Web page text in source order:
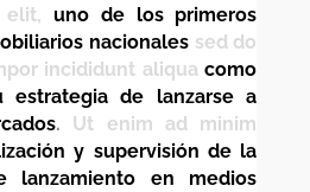
elit, uno de los primeros
nacionales sed do
incididunt aliqua como
estrategia de lanzarse a
. Ut enim ad minim
y supervisión de la
lanzamiento en medios